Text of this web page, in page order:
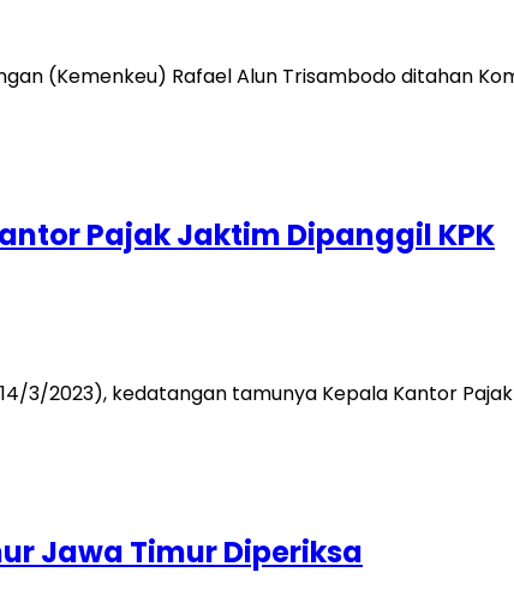
(Kemenkeu) Rafael Alun Trisambodo ditahan
Pajak Jaktim Dipanggil KPK
3/2023), kedatangan tamunya Kepala Kantor
Jawa Timur Diperiksa